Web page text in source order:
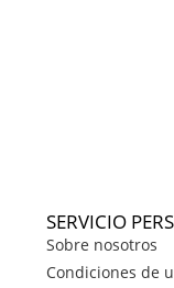
SERVICIO
Sobre nosotros
Condiciones de